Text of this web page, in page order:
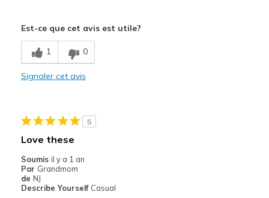
Est-ce que cet avis est utile?
1 0
Signaler cet avis
5
Love these
Soumis il y a 1 an
Par Grandmom
de NJ
Describe Yourself Casual